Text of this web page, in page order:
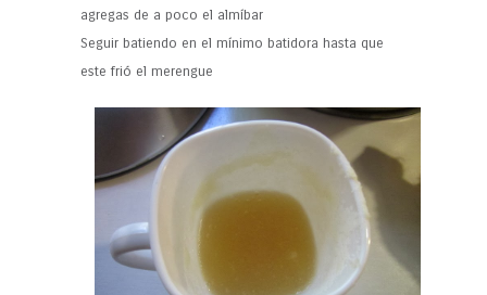
agregas de a poco el almíbar
Seguir batiendo en el mínimo batidora hasta que
este frió el merengue